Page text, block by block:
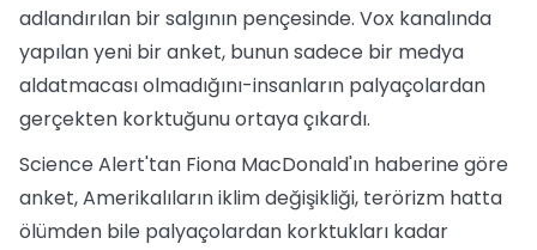
adlandırılan bir salgının pençesinde. Vox kanalında
yapılan yeni bir anket, bunun sadece bir medya
aldatmacası olmadığını-insanların palyaçolardan
gerçekten korktuğunu ortaya çıkardı.
Science Alert'tan Fiona MacDonald'ın haberine göre
anket, Amerikalıların iklim değişikliği, terörizm hatta
ölümden bile palyaçolardan korktukları kadar